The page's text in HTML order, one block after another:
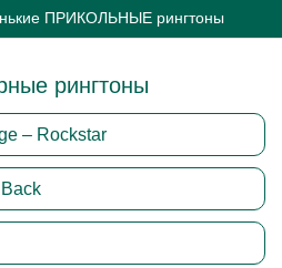
ПРИКОЛЬНЫЕ рингтоны
рингтоны
– Rockstar